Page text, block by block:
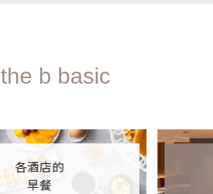
the b basic
关于各酒店
住客专属区域